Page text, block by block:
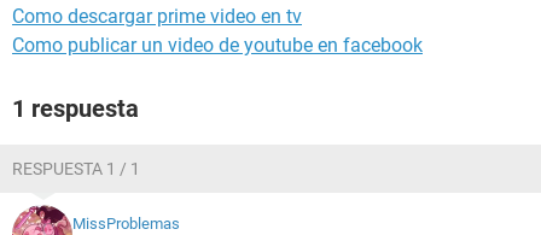
Como descargar prime video en tv
Como publicar un video de youtube en facebook
1 respuesta
RESPUESTA 1 / 1
MissProblemas